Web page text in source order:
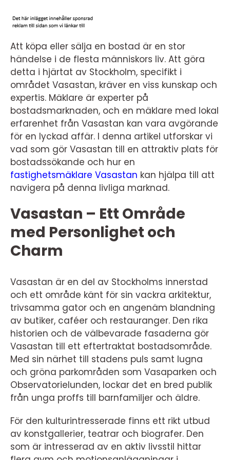
Att köpa eller sälja en bostad är en stor
händelse i de flesta människors liv. Att göra
detta i hjärtat av Stockholm, specifikt i
området Vasastan, kräver en viss kunskap och
expertis. Mäklare är experter på
bostadsmarknaden, och en mäklare med lokal
erfarenhet från Vasastan kan vara avgörande
för en lyckad affär. I denna artikel utforskar vi
vad som gör Vasastan till en attraktiv plats för
bostadssökande och hur en
fastighetsmäklare Vasastan kan hjälpa till att
navigera på denna livliga marknad.
Vasastan – Ett Område
med Personlighet och
Charm
Vasastan är en del av Stockholms innerstad
och ett område känt för sin vackra arkitektur,
trivsamma gator och en angenäm blandning
av butiker, caféer och restauranger. Den rika
historien och de välbevarade fasaderna gör
Vasastan till ett eftertraktat bostadsområde.
Med sin närhet till stadens puls samt lugna
och gröna parkområden som Vasaparken och
Observatorielunden, lockar det en bred publik
från unga proffs till barnfamiljer och äldre.
För den kulturintresserade finns ett rikt utbud
av konstgallerier, teatrar och biografer. Den
som är intresserad av en aktiv livsstil hittar